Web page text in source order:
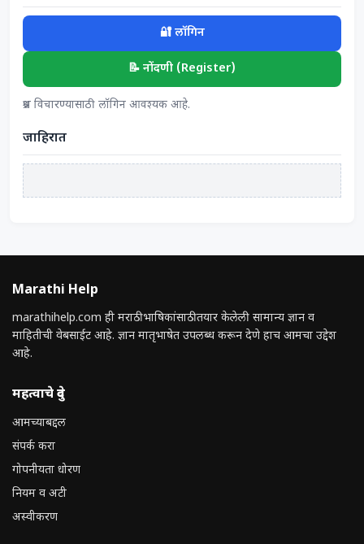
🔐 लॉगिन
📝 नोंदणी (Register)
प्रश्न विचारण्यासाठी लॉगिन आवश्यक आहे.
जाहिरात
Marathi Help
marathihelp.com ही मराठी भाषिकांसाठी तयार केलेली सामान्य ज्ञान व
माहितीची वेबसाईट आहे. ज्ञान मातृभाषेत उपलब्ध करून देणे हाच आमचा उद्देश
आहे.
महत्वाचे दुवे
आमच्याबद्दल
संपर्क करा
गोपनीयता धोरण
नियम व अटी
अस्वीकरण